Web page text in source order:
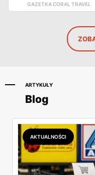
GAZETKA CORAL TRAVEL
ARTYKUŁY
Blog
AKTUALNOŚCI